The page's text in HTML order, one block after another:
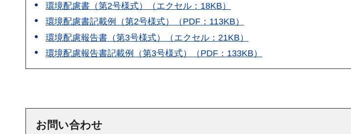
環境配慮書（第2号様式）（エクセル：18KB）
環境配慮書記載例（第2号様式）（PDF：113KB）
環境配慮報告書（第3号様式）（エクセル：21KB）
環境配慮報告書記載例（第3号様式）（PDF：133KB）
お問い合わせ